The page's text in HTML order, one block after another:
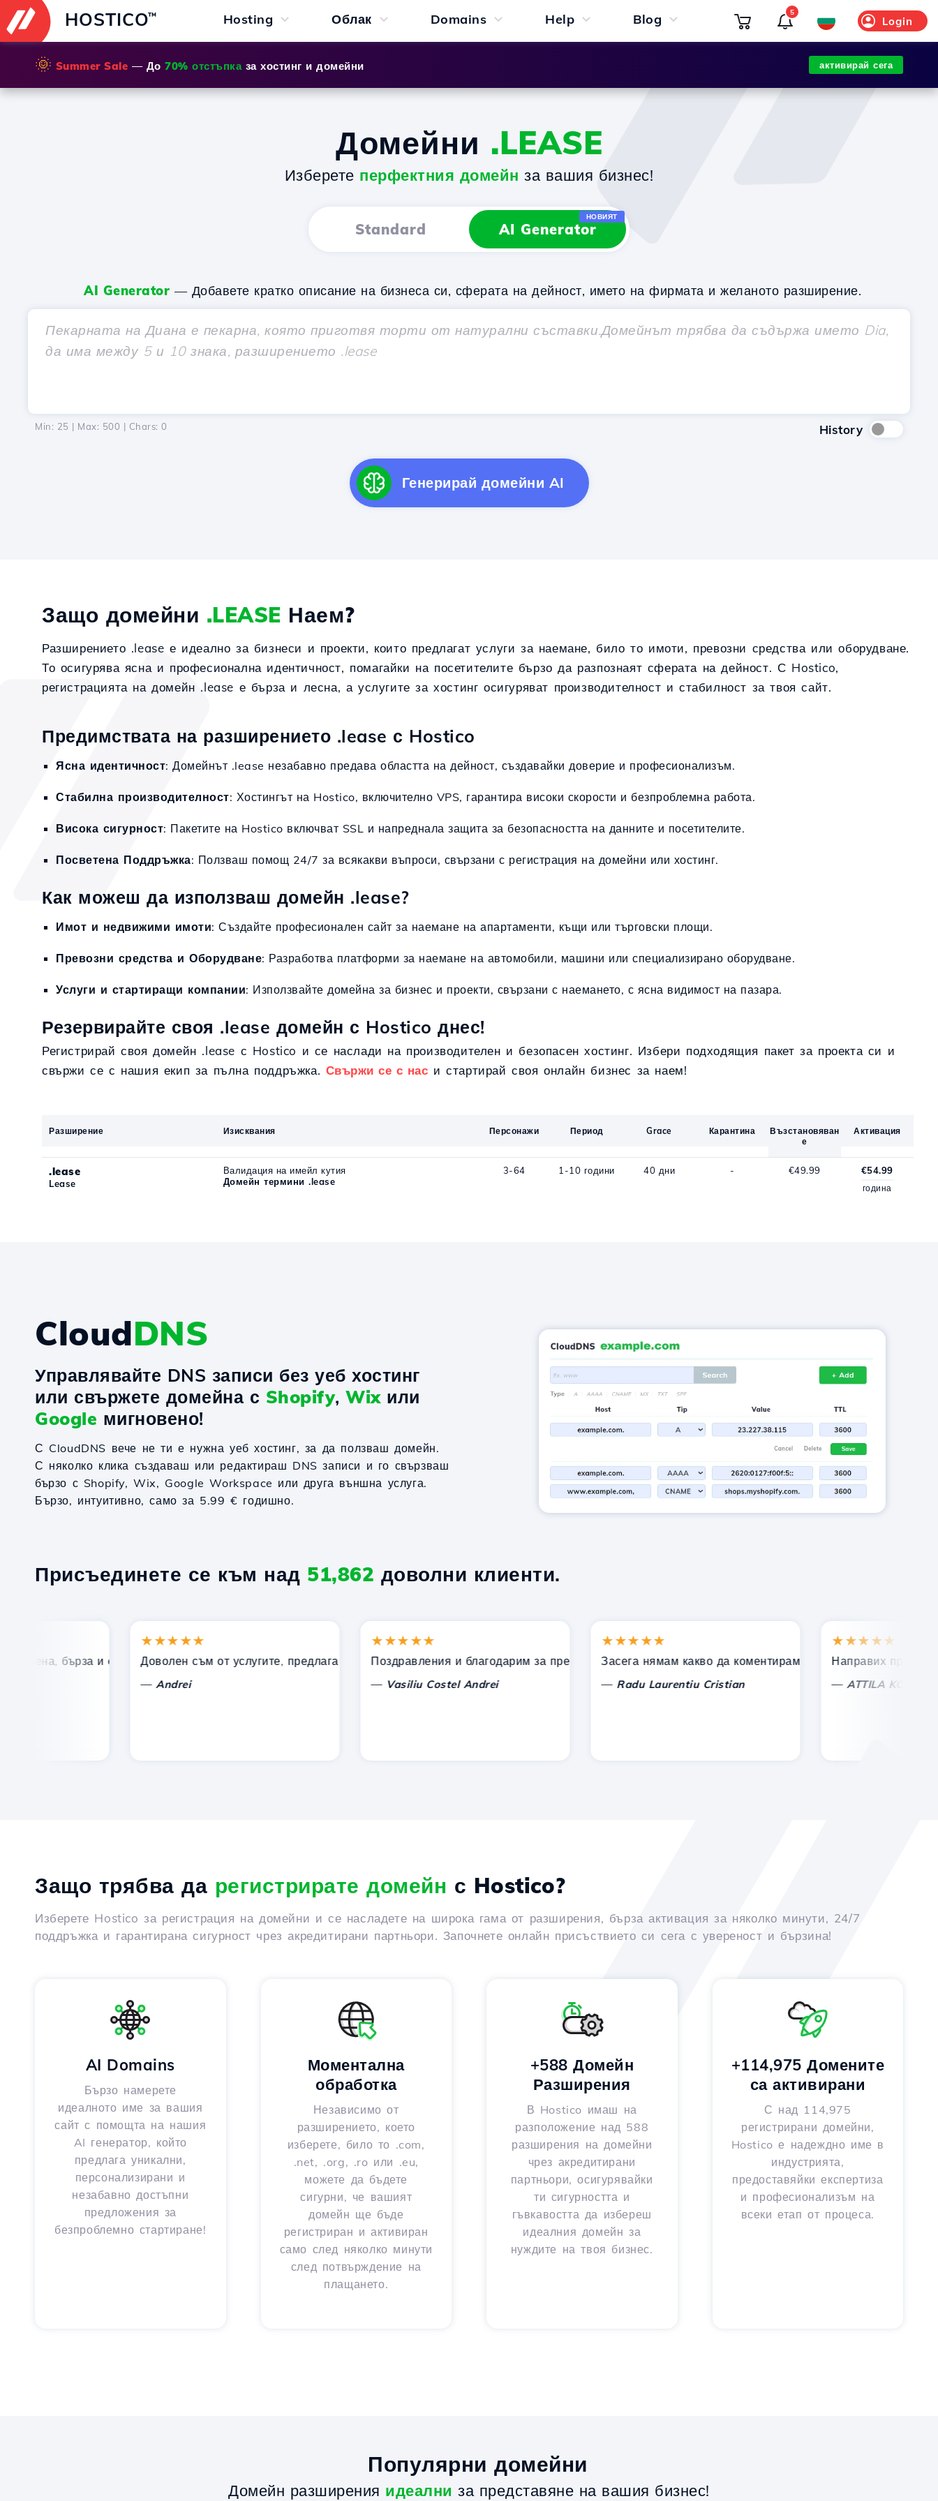
HOSTICO™ Hosting Облак Domains Help Blog Login
5
🌞 Summer Sale — До 70% отстъпказа хостинг и домейни активирай сега
Домейни .LEASE
Изберете перфектния домейн за вашия бизнес!
Standard AI Generator
НОВИЯТ
AI Generator — Добавете кратко описание на бизнеса си, сферата на дейност, името на фирмата и желаното разширение.
Min: 25 | Max: 500 | Chars: 0 History
Генерирай домейни AI
Защо домейни .LEASE Наем?
Разширението .lease е идеално за бизнеси и проекти, които предлагат услуги за наемане, било то имоти, превозни средства или оборудване.
То осигурява ясна и професионална идентичност, помагайки на посетителите бързо да разпознаят сферата на дейност. С Hostico,
регистрацията на домейн .lease е бърза и лесна, а услугите за хостинг осигуряват производителност и стабилност за твоя сайт.
Предимствата на разширението .lease с Hostico
Ясна идентичност: Домейнът .lease незабавно предава областта на дейност, създавайки доверие и професионализъм.
Стабилна производителност: Хостингът на Hostico, включително VPS, гарантира високи скорости и безпроблемна работа.
Висока сигурност: Пакетите на Hostico включват SSL и напреднала защита за безопасността на данните и посетителите.
Посветена Поддръжка: Ползваш помощ 24/7 за всякакви въпроси, свързани с регистрация на домейни или хостинг.
Как можеш да използваш домейн .lease?
Имот и недвижими имоти: Създайте професионален сайт за наемане на апартаменти, къщи или търговски площи.
Превозни средства и Оборудване: Разработва платформи за наемане на автомобили, машини или специализирано оборудване.
Услуги и стартиращи компании: Използвайте домейна за бизнес и проекти, свързани с наемането, с ясна видимост на пазара.
Резервирайте своя .lease домейн с Hostico днес!
Регистрирай своя домейн .lease с Hostico и се наслади на производителен и безопасен хостинг. Избери подходящия пакет за проекта си и
свържи се с нашия екип за пълна поддръжка. Свържи се с нас и стартирай своя онлайн бизнес за наем!
Разширение Изисквания Персонажи Период Grace Карантина
Възстановяван
е
Активация
.lease
Lease
Валидация на имейл кутия
Домейн термини .lease
3-64 1-10 години 40 дни - €49.99 €54.99
година
CloudDNS
Управлявайте DNS записи без уеб хостинг
или свържете домейна с Shopify, Wixили
Google мигновено!
С CloudDNS вече не ти е нужна уеб хостинг, за да ползваш домейн.
С няколко клика създаваш или редактираш DNS записи и го свързваш
бързо с Shopify, Wix, Google Workspace или друга външна услуга.
Бързо, интуитивно, само за 5.99 € годишно.
Присъединете се към над 51,862 доволни клиенти.
бърза и ефективна техническа поддръжка.
★★★★★
Доволен съм от услугите, предлагани от Hostico. Препоръчах ви на други познати.
Andrei
★★★★★
Поздравления и благодарим за предоставената подкрепа!
Vasiliu Costel Andrei
★★★★★
Засега нямам какво да коментирам, само да изразя
Radu Laurentiu Cristian
★★★★★
Направих правилния
ATTILA KOLES
Защо трябва да регистрирате домейн с Hostico?
Изберете Hostico за регистрация на домейни и се насладете на широка гама от разширения, бърза активация за няколко минути, 24/7
поддръжка и гарантирана сигурност чрез акредитирани партньори. Започнете онлайн присъствието си сега с увереност и бързина!
AI Domains
Бързо намерете
идеалното име за вашия
сайт с помощта на нашия
AI генератор, който
предлага уникални,
персонализирани и
незабавно достъпни
предложения за
безпроблемно стартиране!
Моментална
обработка
Независимо от
разширението, което
изберете, било то .com,
.net, .org, .ro или .eu,
можете да бъдете
сигурни, че вашият
домейн ще бъде
регистриран и активиран
само след няколко минути
след потвърждение на
плащането.
+588 Домейн
Разширения
В Hostico имаш на
разположение над 588
разширения на домейни
чрез акредитирани
партньори, осигурявайки
ти сигурността и
гъвкавостта да избереш
идеалния домейн за
нуждите на твоя бизнес.
+114,975 Домените
са активирани
С над 114,975
регистрирани домейни,
Hostico е надеждно име в
индустрията,
предоставяйки експертиза
и професионализъм на
всеки етап от процеса.
Популярни домейни
Домейн разширения идеални за представяне на вашия бизнес!